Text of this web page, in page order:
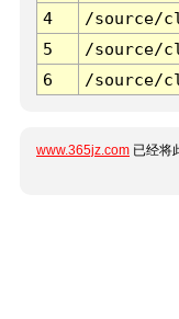
4
/source/
5
/source/
6
/source/
www.365jz.com 已经将